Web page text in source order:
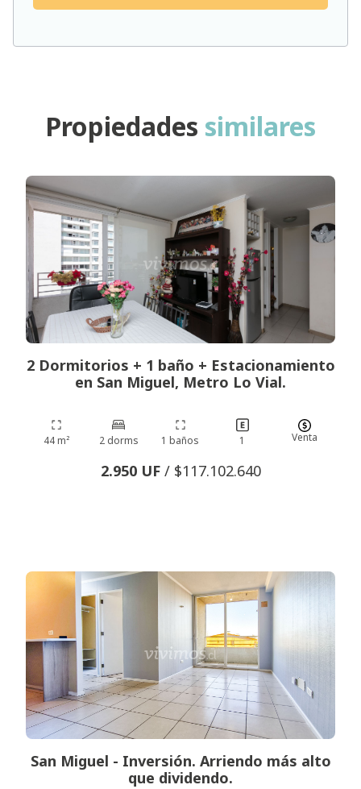
Propiedades similares
2 Dormitorios + 1 baño + Estacionamiento
en San Miguel, Metro Lo Vial.
44 m² 2 dorms 1 baños 1 Venta
2.950 UF/ $117.102.640
San Miguel - Inversión. Arriendo más alto
que dividendo.